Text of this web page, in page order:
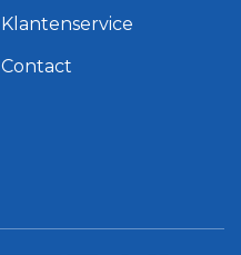
Klantenservice
Contact